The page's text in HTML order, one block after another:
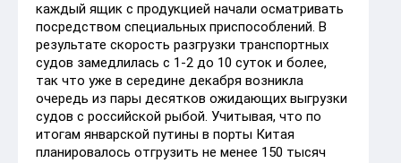
каждый ящик с продукцией начали осматривать
посредством специальных приспособлений. В
результате скорость разгрузки транспортных
судов замедлилась с 1-2 до 10 суток и более,
так что уже в середине декабря возникла
очередь из пары десятков ожидающих выгрузки
судов с российской рыбой. Учитывая, что по
итогам январской путины в порты Китая
планировалось отгрузить не менее 150 тысяч